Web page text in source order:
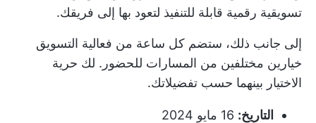
تسويقية رقمية قابلة للتنفيذ لتعود بها إلى فريقك.
إلى جانب ذلك، ستضم كل ساعة من فعالية التسويق
خيارين مختلفين من المسارات للحضور. لك حرية
الاختيار بينهما حسب تفضيلاتك.
التاريخ: